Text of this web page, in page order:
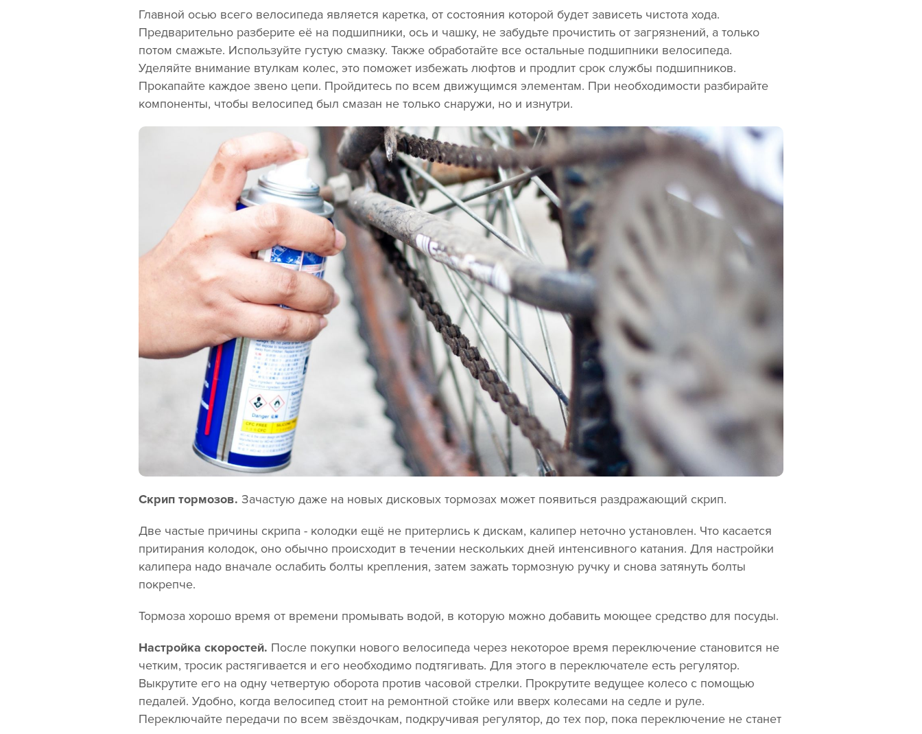
Главной осью всего велосипеда является каретка, от состояния которой будет зависеть чистота хода.
Предварительно разберите её на подшипники, ось и чашку, не забудьте прочистить от загрязнений, а только
потом смажьте. Используйте густую смазку. Также обработайте все остальные подшипники велосипеда.
Уделяйте внимание втулкам колес, это поможет избежать люфтов и продлит срок службы подшипников.
Прокапайте каждое звено цепи. Пройдитесь по всем движущимся элементам. При необходимости разбирайте
компоненты, чтобы велосипед был смазан не только снаружи, но и изнутри.
Скрип тормозов. Зачастую даже на новых дисковых тормозах может появиться раздражающий скрип.
Две частые причины скрипа - колодки ещё не притерлись к дискам, калипер неточно установлен. Что касается
притирания колодок, оно обычно происходит в течении нескольких дней интенсивного катания. Для настройки
калипера надо вначале ослабить болты крепления, затем зажать тормозную ручку и снова затянуть болты
покрепче.
Тормоза хорошо время от времени промывать водой, в которую можно добавить моющее средство для посуды.
Настройка скоростей. После покупки нового велосипеда через некоторое время переключение становится не
четким, тросик растягивается и его необходимо подтягивать. Для этого в переключателе есть регулятор.
Выкрутите его на одну четвертую оборота против часовой стрелки. Прокрутите ведущее колесо с помощью
педалей. Удобно, когда велосипед стоит на ремонтной стойке или вверх колесами на седле и руле.
Переключайте передачи по всем звёздочкам, подкручивая регулятор, до тех пор, пока переключение не станет